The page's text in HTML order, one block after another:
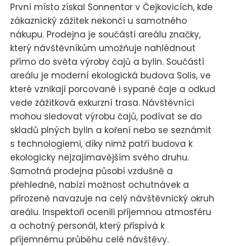
První místo získal Sonnentor v Čejkovicích, kde
zákaznický zážitek nekončí u samotného
nákupu. Prodejna je součástí areálu značky,
který návštěvníkům umožňuje nahlédnout
přímo do světa výroby čajů a bylin. Součástí
areálu je moderní ekologická budova Solis, ve
které vznikají porcované i sypané čaje a odkud
vede zážitková exkurzní trasa. Návštěvníci
mohou sledovat výrobu čajů, podívat se do
skladů plných bylin a koření nebo se seznámit
s technologiemi, díky nimž patří budova k
ekologicky nejzajímavějším svého druhu.
Samotná prodejna působí vzdušně a
přehledně, nabízí možnost ochutnávek a
přirozeně navazuje na celý návštěvnický okruh
areálu. Inspektoři ocenili příjemnou atmosféru
a ochotný personál, který přispívá k
příjemnému průběhu celé návštěvy.